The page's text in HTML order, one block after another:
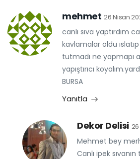
mehmet 26 Nisan
canlı sıva yaptırdım
kavlamalar oldu
tutmadı ne yapmapı
yapıştırıcı
BURSA
Yanıtla
Dekor Delisi
Mehmet bey
Canlı ipek